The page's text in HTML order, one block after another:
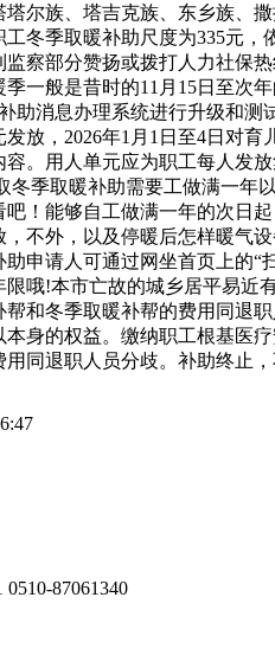
尔族、塔吉克族、东乡族、
工冬季取暖补助尺度为335元
察部分赞扬或拨打人力社保
一般是昔时的11月15日至次
助消息办理系统进行升级和
放，2026年1月1日至4日对
。用人单元应为职工每人发
冬季取暖补助需要工做满一年
！能够自工做满一年的次日
不外，以及停暖后怎样暖气
申请人可通过网坐首页上的
哦!本市亡故的城乡居平易近
和冬季取暖补帮的费用同退
本身的权益。缴纳职工根基医
同退职人员分歧。补助终止
0510-87061340